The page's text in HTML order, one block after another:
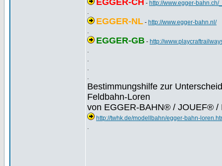
EGGER-CH - http://www.egger-bahn.ch/
.
EGGER-NL - http://www.egger-bahn.nl/
.
EGGER-GB - http://
.
.
.
.
Bestimmungshilfe zur
Feldbahn-Loren
von EGGER-BAHN® / JOUEF® /
http://twhk.de/modellbahn/egger-bahn-
.